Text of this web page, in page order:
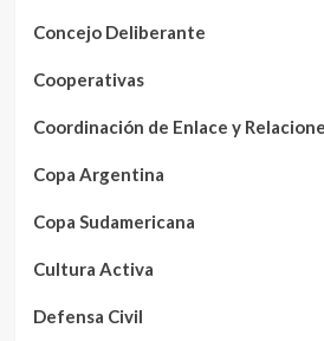
Concejo Deliberante
Cooperativas
Coordinación de Enlace y
Copa Argentina
Copa Sudamericana
Cultura Activa
Defensa Civil